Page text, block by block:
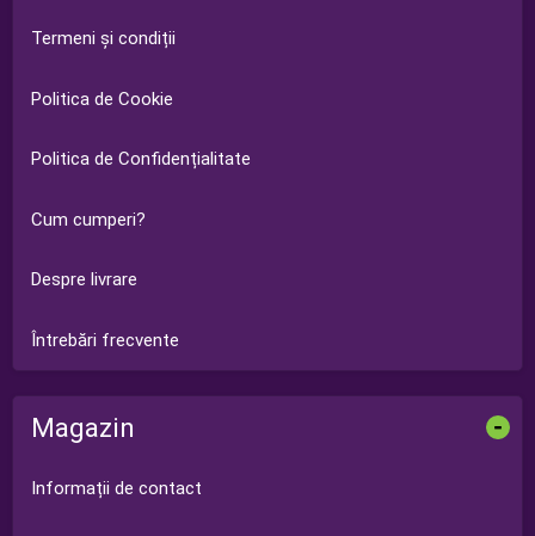
Termeni și condiții
Politica de Cookie
Politica de Confidențialitate
Cum cumperi?
Despre livrare
Întrebări frecvente
Magazin -
Informații de contact